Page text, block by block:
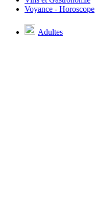
Voyance - Horoscope
Adultes